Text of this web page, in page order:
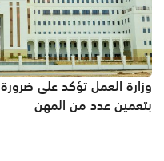
وزارة العمل تؤكد على
بتعمين عدد من المهن